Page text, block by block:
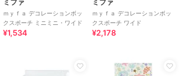
ミファ
ｍｙｆａ デコレーションボッ
クスポーチ ミニミニ・ワイド
¥1,534
ミファ
ｍｙｆａ デコレーションボッ
クスポーチ ワイド
¥2,178